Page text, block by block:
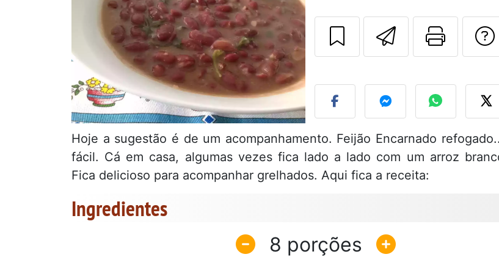
Enviar
Hoje a sugestão é de um acompanhamento. Feijão Encarnado
fácil. Cá em casa, algumas vezes fica lado a lado com um arroz
Fica delicioso para acompanhar grelhados. Aqui fica a receita:
Ingredientes
8